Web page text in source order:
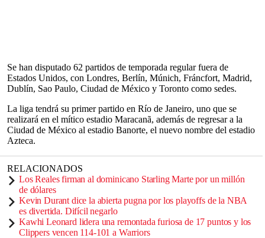
Se han disputado 62 partidos de temporada regular fuera de
Estados Unidos, con Londres, Berlín, Múnich, Fráncfort, Madrid,
Dublín, Sao Paulo, Ciudad de México y Toronto como sedes.
La liga tendrá su primer partido en Río de Janeiro, uno que se
realizará en el mítico estadio Maracanã, además de regresar a la
Ciudad de México al estadio Banorte, el nuevo nombre del estadio
Azteca.
RELACIONADOS
Los Reales firman al dominicano Starling Marte por un millón
de dólares
Kevin Durant dice la abierta pugna por los playoffs de la NBA
es divertida. Difícil negarlo
Kawhi Leonard lidera una remontada furiosa de 17 puntos y los
Clippers vencen 114-101 a Warriors